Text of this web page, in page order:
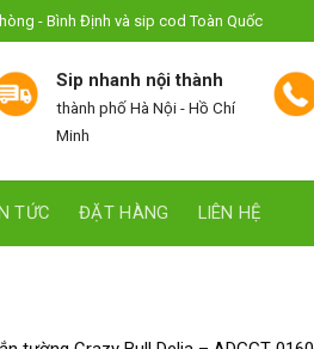
- Bình Định và sip cod Toàn Quốc
Sip nhanh nội thành
thành phố Hà Nội - Hồ Chí
Minh
TỨC ĐẶT HÀNG LIÊN HỆ